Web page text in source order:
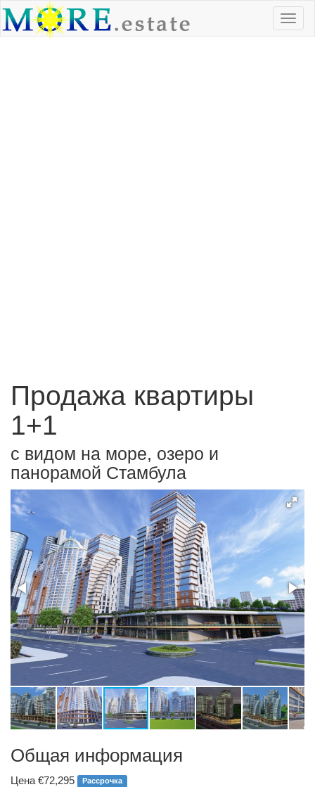
Продажа квартиры
1+1
с видом на море, озеро и
панорамой Стамбула
Общая информация
Цена €72,295 Рассрочка